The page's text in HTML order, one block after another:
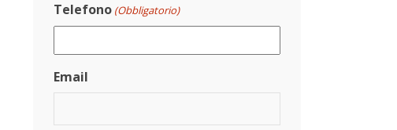
Telefono (Obbligatorio)
Email